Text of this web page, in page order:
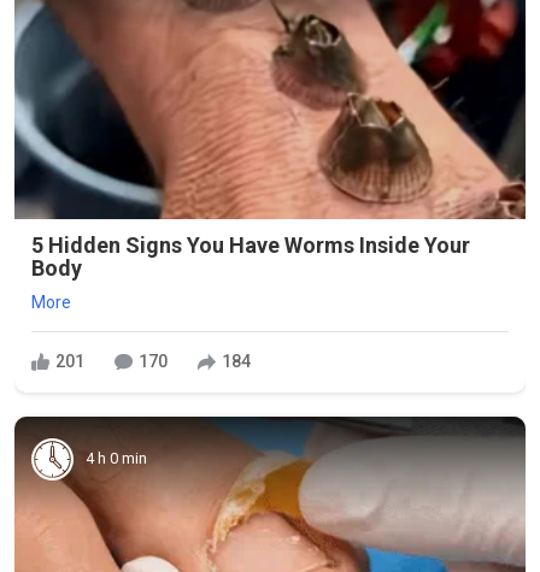
5 Hidden Signs You Have Worms Inside Your
Body
More
201 170 184
4 h 0 min